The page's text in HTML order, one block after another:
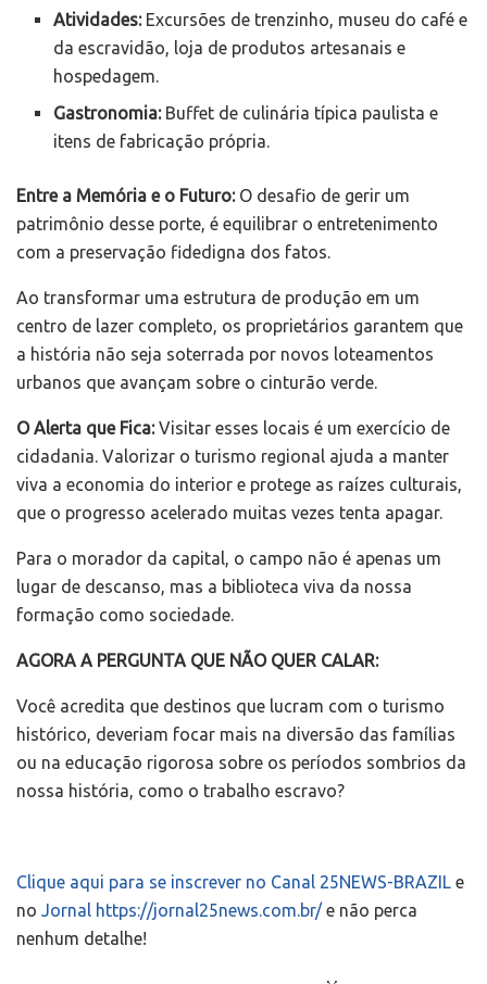
Atividades:Excursões de trenzinho, museu do café e
da escravidão, loja de produtos artesanais e
hospedagem.
Gastronomia:Buffet de culinária típica paulista e
itens de fabricação própria.
Entre a Memória e o Futuro:O desafio de gerir um
patrimônio desse porte, é equilibrar o entretenimento
com a preservação fidedigna dos fatos.
Ao transformar uma estrutura de produção em um
centro de lazer completo, os proprietários garantem que
a história não seja soterrada por novos loteamentos
urbanos que avançam sobre o cinturão verde.
O Alerta que Fica:Visitar esses locais é um exercício de
cidadania. Valorizar o turismo regional ajuda a manter
viva a economia do interior e protege as raízes culturais,
que o progresso acelerado muitas vezes tenta apagar.
Para o morador da capital, o campo não é apenas um
lugar de descanso, mas a biblioteca viva da nossa
formação como sociedade.
AGORA A PERGUNTA QUE NÃO QUER CALAR:
Você acredita que destinos que lucram com o turismo
histórico, deveriam focar mais na diversão das famílias
ou na educação rigorosa sobre os períodos sombrios da
nossa história, como o trabalho escravo?
Clique aqui para se inscrever no Canal 25NEWS-BRAZIL e
no Jornal https://jornal25news.com.br/e não perca
nenhum detalhe!